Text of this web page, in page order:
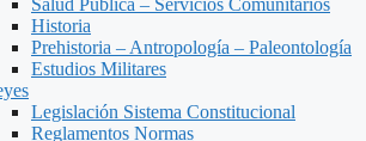
Salud Pública – Servicios Comunitarios
Historia
Prehistoria – Antropología – Paleontología
Estudios Militares
Legislación Sistema Constitucional
Reglamentos Normas